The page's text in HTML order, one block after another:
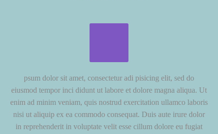
psum dolor sit amet, consectetur adi pisicing elit, sed do
eiusmod tempor inci didunt ut labore et dolore magna aliqua. Ut
enim ad minim veniam, quis nostrud exercitation ullamco laboris
nisi ut aliquip ex ea commodo consequat. Duis aute irure dolor
in reprehenderit in voluptate velit esse cillum dolore eu fugiat